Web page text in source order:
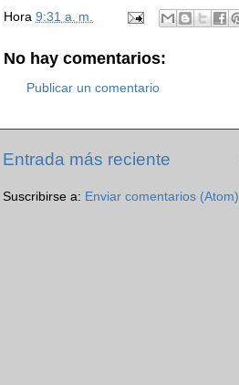
Hora 9:31 a. m.
No hay comentarios:
Publicar un comentario
Entrada más reciente
Suscribirse a: Enviar comentarios (Atom)